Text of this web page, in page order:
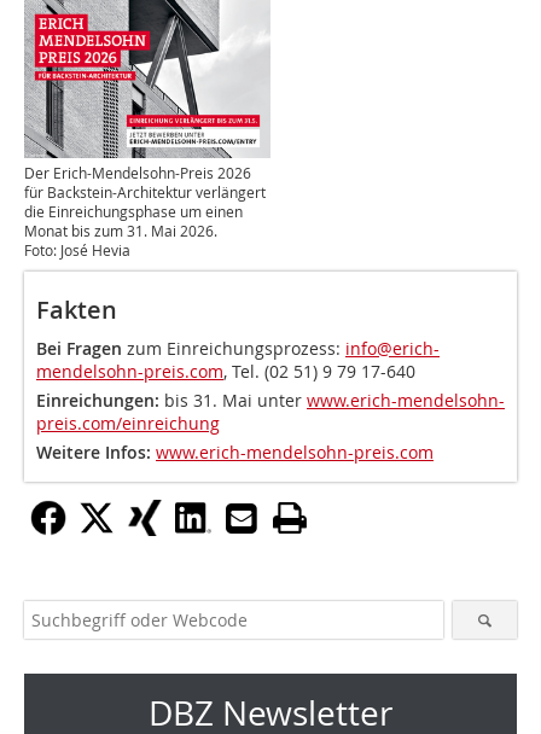
Der Erich-Mendelsohn-Preis 2026
für Backstein-Architektur verlängert
die Einreichungsphase um einen
Monat bis zum 31. Mai 2026.
Foto: José Hevia
Fakten
Bei Fragen zum Einreichungsprozess: info@erich-
mendelsohn-preis.com, Tel. (02 51) 9 79 17-640
Einreichungen: bis 31. Mai unter www.erich-mendelsohn-
preis.com/einreichung
Weitere Infos: www.erich-mendelsohn-preis.com
DBZ Newsletter